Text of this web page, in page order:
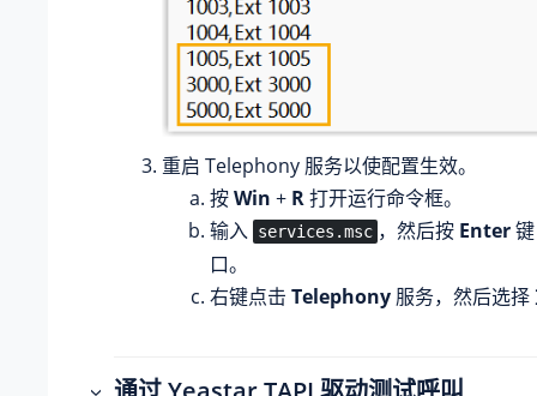
重启 Telephony 服务以使配置生效。
按Win + R打开运行命令框。
输入 services.msc ，然后按 Enter
口。
右键点击 Telephony 服务，然后选择